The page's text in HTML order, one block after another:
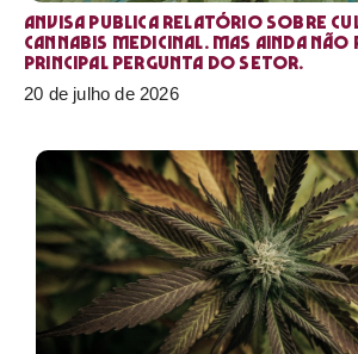
Anvisa publica relatório sobre
Cannabis medicinal. Mas ainda
principal pergunta do setor.
20 de julho de 2026